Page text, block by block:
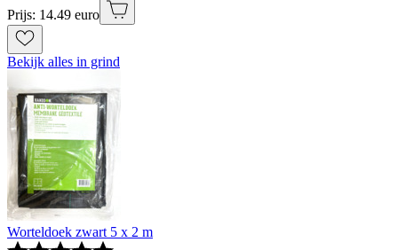
Prijs: 14.49 euro
Bekijk alles in grind
Worteldoek zwart 5 x 2 m